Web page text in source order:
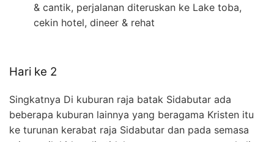
& cantik, perjalanan diteruskan ke Lake toba,
cekin hotel, dineer & rehat
Hari ke 2
Singkatnya Di kuburan raja batak Sidabutar ada
beberapa kuburan lainnya yang beragama Kristen itu
ke turunan kerabat raja Sidabutar dan pada semasa